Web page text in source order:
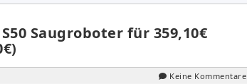
Saugroboter für 359,10€
Keine Kommentare